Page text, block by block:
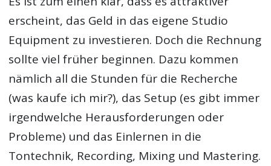
erscheint, das Geld in das eigene Studio
Equipment zu investieren. Doch die Rechnung
sollte viel früher beginnen. Dazu kommen
nämlich all die Stunden für die Recherche
(was kaufe ich mir?), das Setup (es gibt immer
irgendwelche Herausforderungen oder
Probleme) und das Einlernen in die
Tontechnik, Recording, Mixing und Mastering.